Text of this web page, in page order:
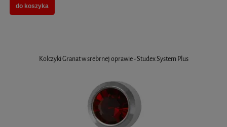
do koszyka
Kolczyki Granat w srebrnej oprawie - Studex System Plus